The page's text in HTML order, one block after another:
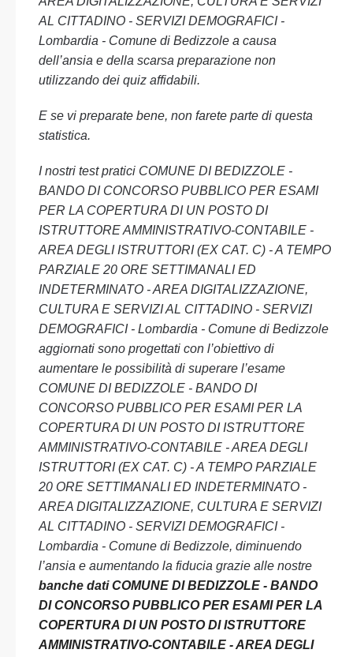
AL CITTADINO - SERVIZI DEMOGRAFICI -
Lombardia - Comune di Bedizzole a causa
dell’ansia e della scarsa preparazione non
utilizzando dei quiz affidabili.
E se vi preparate bene, non farete parte di questa
statistica.
I nostri test pratici COMUNE DI BEDIZZOLE -
BANDO DI CONCORSO PUBBLICO PER ESAMI
PER LA COPERTURA DI UN POSTO DI
ISTRUTTORE AMMINISTRATIVO-CONTABILE -
AREA DEGLI ISTRUTTORI (EX CAT. C) - A TEMPO
PARZIALE 20 ORE SETTIMANALI ED
INDETERMINATO - AREA DIGITALIZZAZIONE,
CULTURA E SERVIZI AL CITTADINO - SERVIZI
DEMOGRAFICI - Lombardia - Comune di Bedizzole
aggiornati sono progettati con l’obiettivo di
aumentare le possibilità di superare l’esame
COMUNE DI BEDIZZOLE - BANDO DI
CONCORSO PUBBLICO PER ESAMI PER LA
COPERTURA DI UN POSTO DI ISTRUTTORE
AMMINISTRATIVO-CONTABILE - AREA DEGLI
ISTRUTTORI (EX CAT. C) - A TEMPO PARZIALE
20 ORE SETTIMANALI ED INDETERMINATO -
AREA DIGITALIZZAZIONE, CULTURA E SERVIZI
AL CITTADINO - SERVIZI DEMOGRAFICI -
Lombardia - Comune di Bedizzole, diminuendo
l’ansia e aumentando la fiducia grazie alle nostre
banche dati COMUNE DI BEDIZZOLE - BANDO
DI CONCORSO PUBBLICO PER ESAMI PER LA
COPERTURA DI UN POSTO DI ISTRUTTORE
AMMINISTRATIVO-CONTABILE - AREA DEGLI